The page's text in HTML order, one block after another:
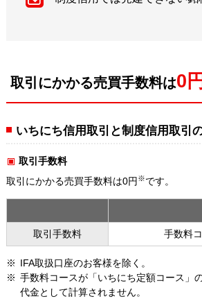
取引にかかる売買手数料は0
いちにち信用取引と制度信用取引
取引手数料
取引にかかる売買手数料は0円 ※です。
取引手数料 手数料
IFA取扱口座のお客様を除く。
手数料コースが「いちにち定額コース」
代金として計算されません。